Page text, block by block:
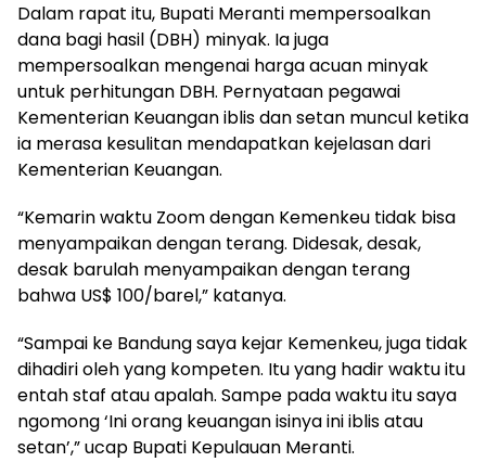
Dalam rapat itu, Bupati Meranti mempersoalkan
dana bagi hasil (DBH) minyak. Ia juga
mempersoalkan mengenai harga acuan minyak
untuk perhitungan DBH. Pernyataan pegawai
Kementerian Keuangan iblis dan setan muncul ketika
ia merasa kesulitan mendapatkan kejelasan dari
Kementerian Keuangan.
“Kemarin waktu Zoom dengan Kemenkeu tidak bisa
menyampaikan dengan terang. Didesak, desak,
desak barulah menyampaikan dengan terang
bahwa US$ 100/barel,” katanya.
“Sampai ke Bandung saya kejar Kemenkeu, juga tidak
dihadiri oleh yang kompeten. Itu yang hadir waktu itu
entah staf atau apalah. Sampe pada waktu itu saya
ngomong ‘Ini orang keuangan isinya ini iblis atau
setan’,” ucap Bupati Kepulauan Meranti.